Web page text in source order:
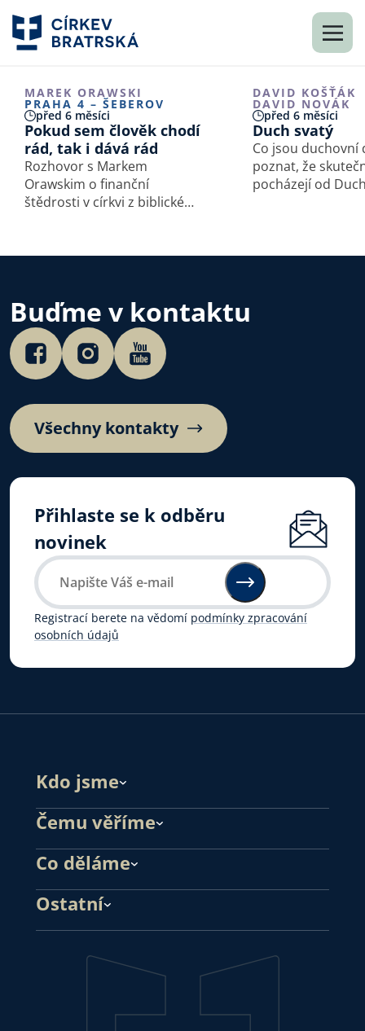
MAREK ORAWSKI
PRAHA 4 – ŠEBEROV
před 6 měsíci
Pokud sem člověk chodí
rád, tak i dává rád
Rozhovor s Markem
Orawskim o finanční
štědrosti v církvi z biblické
bohoslužbu? A co se stane,
společnou chatu?
DAVID KOŠŤÁK
DAVID NOVÁK
před 6 měsíci
Duch svatý
Co jsou duchovní
poznat, že
pocházejí od
a předseda
Buďme v kontaktu
Všechny kontakty
Přihlaste se k odběru
novinek
Registrací berete na vědomí podmínky zpracování
osobních údajů
Kdo jsme
Čemu věříme
Co děláme
Ostatní